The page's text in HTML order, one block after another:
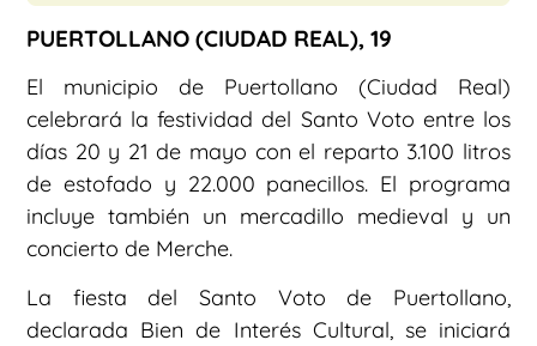
PUERTOLLANO (CIUDAD REAL), 19
El municipio de Puertollano (Ciudad Real)
celebrará la festividad del Santo Voto entre los
días 20 y 21 de mayo con el reparto 3.100 litros
de estofado y 22.000 panecillos. El programa
incluye también un mercadillo medieval y un
concierto de Merche.
La fiesta del Santo Voto de Puertollano,
declarada Bien de Interés Cultural, se iniciará